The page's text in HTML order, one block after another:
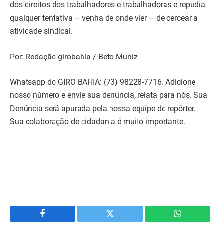
dos direitos dos trabalhadores e trabalhadoras e repudia
qualquer tentativa – venha de onde vier – de cercear a
atividade sindical.
Por: Redação girobahia / Beto Muniz
Whatsapp do GIRO BAHIA: (73) 98228-7716. Adicione
nosso número e envie sua denúncia, relata para nós. Sua
Denúncia será apurada pela nossa equipe de repórter.
Sua colaboração de cidadania é muito importante.
Facebook Twitter WhatsApp